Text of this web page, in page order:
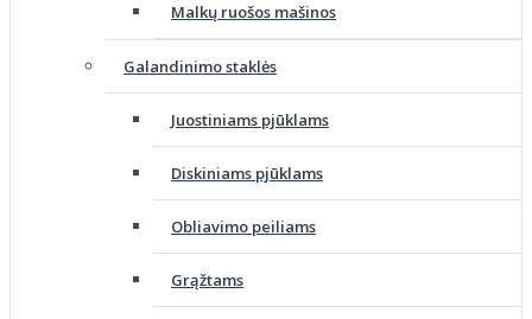
Malkų ruošos mašinos
Galandinimo staklės
Juostiniams pjūklams
Diskiniams pjūklams
Obliavimo peiliams
Grąžtams